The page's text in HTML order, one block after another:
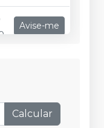
Avise-me
Calcular